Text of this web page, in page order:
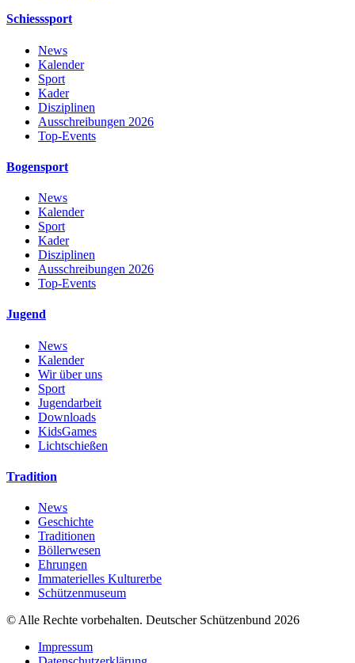
Schiesssport
News
Kalender
Sport
Kader
Disziplinen
Ausschreibungen 2026
Top-Events
Bogensport
News
Kalender
Sport
Kader
Disziplinen
Ausschreibungen 2026
Top-Events
Jugend
News
Kalender
Wir über uns
Sport
Jugendarbeit
Downloads
KidsGames
Lichtschießen
Tradition
News
Geschichte
Traditionen
Böllerwesen
Ehrungen
Immaterielles Kulturerbe
Schützenmuseum
© Alle Rechte vorbehalten. Deutscher Schützenbund 2026
Impressum